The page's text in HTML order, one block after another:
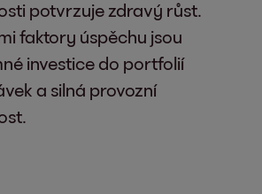
potvrzuje zdravý růst.
faktory úspěchu jsou
investice do portfolií
a silná provozní